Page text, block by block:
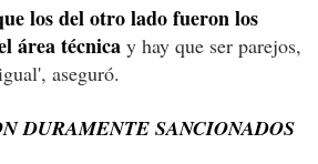
los del otro lado fueron los
área técnica y hay que ser parejos,
aseguró.
DURAMENTE SANCIONADOS